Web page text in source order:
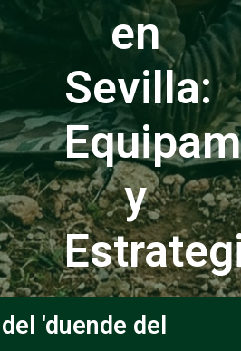
en
Sevilla:
y
'duende del